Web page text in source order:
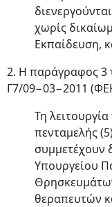
χωρίς
Εκπαίδευση,
2. Η παράγραφος 3
Γ7/09−03−2011
Τη
πενταμελής
συμμετέχουν
Υπουργείου
θεραπευτών